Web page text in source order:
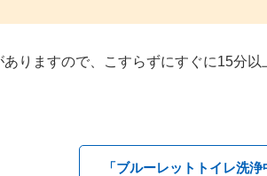
りますので、こすらずにすぐに15分
「ブルーレットトイレ洗